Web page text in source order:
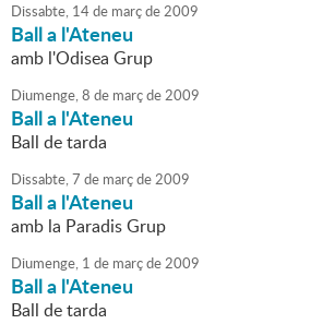
Dissabte, 14de marçde2009
Ball a l'Ateneu
amb l'Odisea Grup
Diumenge,8 de marçde2009
Ball a l'Ateneu
Ball de tarda
Dissabte,7 de marçde2009
Ball a l'Ateneu
amb la Paradis Grup
Diumenge, 1 de marçde2009
Ball a l'Ateneu
Ball de tarda